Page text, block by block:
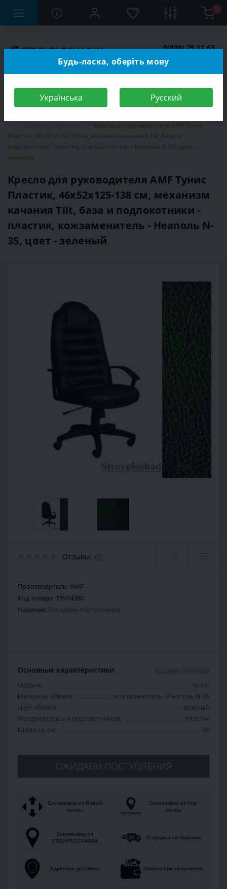
0
0(800) 75 11 63
Кресло для руководителя AMF Тунис
Пластик, 46х52х125-138 см, механизм качания Tilt, база и
подлокотники - пластик, кожзаменитель - Неаполь N-35, цвет -
зеленый
Кресло для руководителя AMF Тунис
Пластик, 46х52х125-138 см, механизм
качания Tilt, база и подлокотники -
пластик, кожзаменитель - Неаполь N-
35, цвет - зеленый
Отзывы: (0)
Производитель: AMF
Код товара: 15914380
Наличие: Ожидаем поступления
Основные характеристики Все характеристики
Модель:
Тунис
Материал обивки:
кожзаменитель - Неаполь N-35
Цвет обивки:
зеленый
Материал базы и подлокотников:
пластик
Ширина, см:
46
ОЖИДАЕМ ПОСТУПЛЕНИЯ
Самовывоз из Новой
почты
Самовывоз из Укр
почты
Самовывоз из
STROYPLOSHADKA
Отправка по Украине
Адресная доставка Оплата при получении
Будь-ласка, оберіть мову
Українська Русский